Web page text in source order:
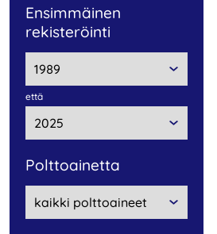
Ensimmäinen
rekisteröinti
että
polttoainetta